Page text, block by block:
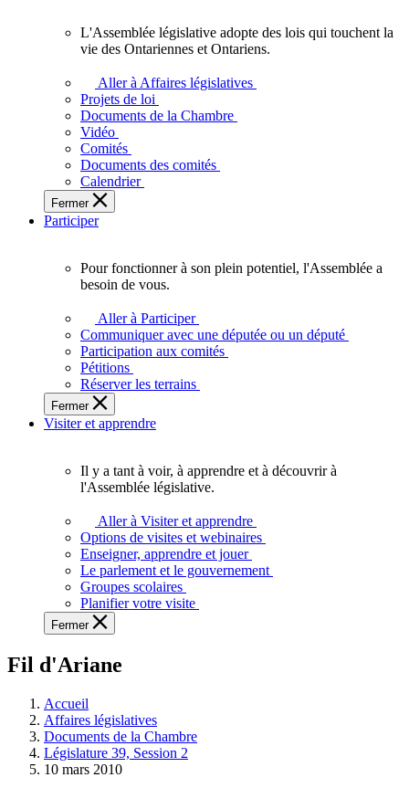
l'Ontario.
L'Assemblée
adopte
touchent
des
Ontariennes
et
L'Assemblée législative adopte des lois qui touchent la
vie des Ontariennes et Ontariens.
Aller à Affaires législatives
Projets de loi
Documents de la Chambre
Vidéo
Comités
Documents des comités
Calendrier
Fermer
Participer
plein
potentiel,
l'Assemblée
a
besoin
de
Pour fonctionner à son plein potentiel, l'Assemblée a
besoin de vous.
Aller à Participer
Communiquer avec une députée ou un député
Participation aux comités
Pétitions
Réserver les terrains
Fermer
Visiter et apprendre
voir,
apprendre
et
à
à
législative.
Il y a tant à voir, à apprendre et à découvrir à
l'Assemblée législative.
Aller à Visiter et apprendre
Options de visites et webinaires
Enseigner, apprendre et jouer
Le parlement et le gouvernement
Groupes scolaires
Planifier votre visite
Fermer
Fil d'Ariane
Accueil
Affaires législatives
Documents de la Chambre
Législature 39, Session 2
10 mars 2010